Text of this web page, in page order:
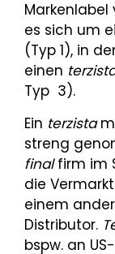
es sich um
(Typ 1), in
einen
Typ 3).
Ein terzista
streng
finalfirm im
die
einem
Distributor.
bspw. an